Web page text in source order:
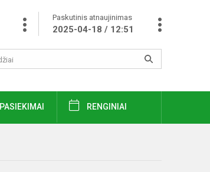
Paskutinis atnaujinimas
2025-04-18 / 12:51
PASIEKIMAI RENGINIAI